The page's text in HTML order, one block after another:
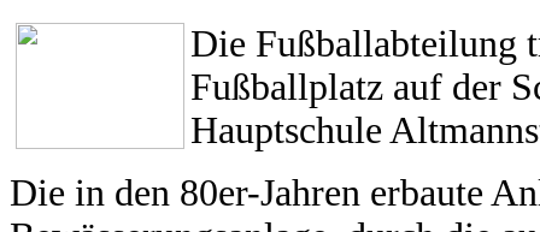
Die Fußballabteilung
Fußballplatz auf der
Hauptschule
Die in den 80er-Jahren erbaute